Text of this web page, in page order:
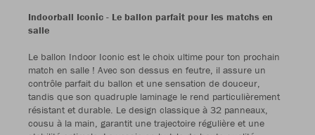
Indoorball Iconic - Le ballon parfait pour les matchs en
salle
Le ballon Indoor Iconic est le choix ultime pour ton prochain
match en salle ! Avec son dessus en feutre, il assure un
contrôle parfait du ballon et une sensation de douceur,
tandis que son quadruple laminage le rend particulièrement
résistant et durable. Le design classique à 32 panneaux,
cousu à la main, garantit une trajectoire régulière et une